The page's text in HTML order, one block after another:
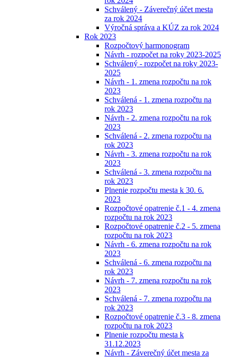
Schválený - Záverečný účet mesta
za rok 2024
Výročná správa a KÚZ za rok 2024
Rok 2023
Rozpočtový harmonogram
Návrh - rozpočet na roky 2023-2025
Schválený - rozpočet na roky 2023-
2025
Návrh - 1. zmena rozpočtu na rok
2023
Schválená - 1. zmena rozpočtu na
rok 2023
Návrh - 2. zmena rozpočtu na rok
2023
Schválená - 2. zmena rozpočtu na
rok 2023
Návrh - 3. zmena rozpočtu na rok
2023
Schválená - 3. zmena rozpočtu na
rok 2023
Plnenie rozpočtu mesta k 30. 6.
2023
Rozpočtové opatrenie č.1 - 4. zmena
rozpočtu na rok 2023
Rozpočtové opatrenie č.2 - 5. zmena
rozpočtu na rok 2023
Návrh - 6. zmena rozpočtu na rok
2023
Schválená - 6. zmena rozpočtu na
rok 2023
Návrh - 7. zmena rozpočtu na rok
2023
Schválená - 7. zmena rozpočtu na
rok 2023
Rozpočtové opatrenie č.3 - 8. zmena
rozpočtu na rok 2023
Plnenie rozpočtu mesta k
31.12.2023
Návrh - Záverečný účet mesta za